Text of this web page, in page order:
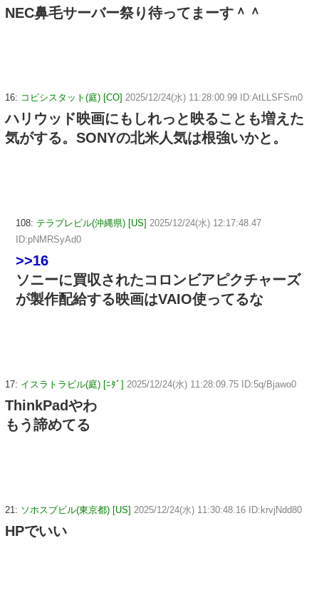
NEC鼻毛サーバー祭り待ってまーす＾＾
16: コビシスタット(庭) [CO] 2025/12/24(水) 11:28:00.99 ID:AtLLSFSm0
ハリウッド映画にもしれっと映ることも増えた
気がする。SONYの北米人気は根強いかと。
108: テラプレビル(沖縄県) [US] 2025/12/24(水) 12:17:48.47
ID:pNMRSyAd0
>>16
ソニーに買収されたコロンビアピクチャーズ
が製作配給する映画はVAIO使ってるな
17: イスラトラビル(庭) [ﾆﾀﾞ] 2025/12/24(水) 11:28:09.75 ID:5q/Bjawo0
ThinkPadやわ
もう諦めてる
21: ソホスブビル(東京都) [US] 2025/12/24(水) 11:30:48.16 ID:krvjNdd80
HPでいい